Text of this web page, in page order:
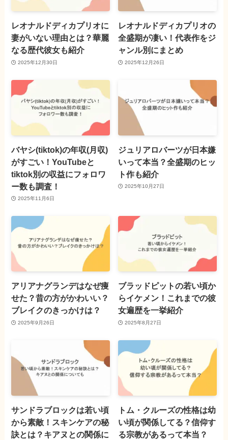
レオナルドディカプリオに
妻がいない理由とは？華麗
なる歴代彼女も紹介
2025年12月30日
レオナルドディカプリオの
全盛期が凄い！代表作をジ
ャンル別にまとめ
2025年12月26日
バヤシ(tiktok)の年収(月収)
がすごい！YouTubeと
tiktok別の収益にフォロワ
ー数も調査！
2025年11月6日
ジュリアロバーツが日本嫌
いって本当？全盛期のヒッ
ト作も紹介
2025年10月27日
アリアナグランデはなぜ痩
せた？昔の方がかわいい？
ブレイクのきっかけは？
2025年9月26日
ブラッドピットの若い頃か
らイケメン！これまでの彼
女遍歴を一挙紹介
2025年8月27日
サンドラブロックは若い頃
から素敵！スキンケアの秘
訣とは？キアヌとの関係に
トム・クルーズの性格は幼
い頃が関係してる？信仰す
る宗教があるって本当？